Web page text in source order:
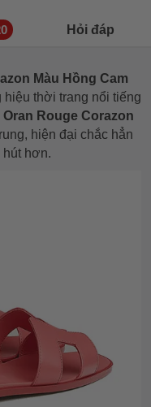
Hỏi đáp
Màu Hồng Cam
thời trang nổi tiếng
Oran Rouge Corazon
hiện đại chắc hẳn
hút hơn.